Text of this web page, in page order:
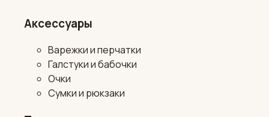
Аксессуары
Варежки и перчатки
Галстуки и бабочки
Очки
Сумки и рюкзаки